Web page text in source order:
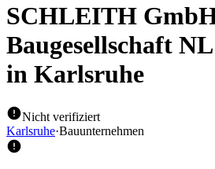
SCHLEITH
Baugesellschaft
in Karlsruhe
Nicht verifiziert
Karlsruhe·Bauunternehmen